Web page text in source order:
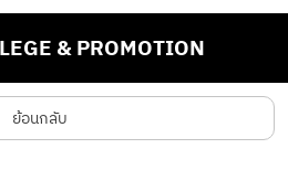
& PROMOTION
ย้อนกลับ